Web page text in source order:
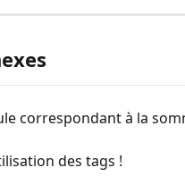
correspondant à la
des tags !